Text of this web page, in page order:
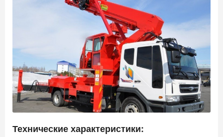
Технические характеристики: